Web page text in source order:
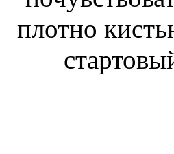
плотно